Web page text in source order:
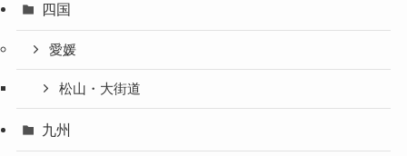
四国
愛媛
松山・大街道
九州